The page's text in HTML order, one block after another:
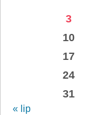
3
10
17
24
31
« lip